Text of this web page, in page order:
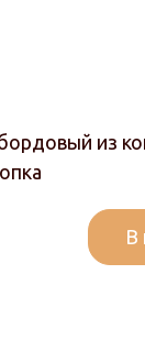
из